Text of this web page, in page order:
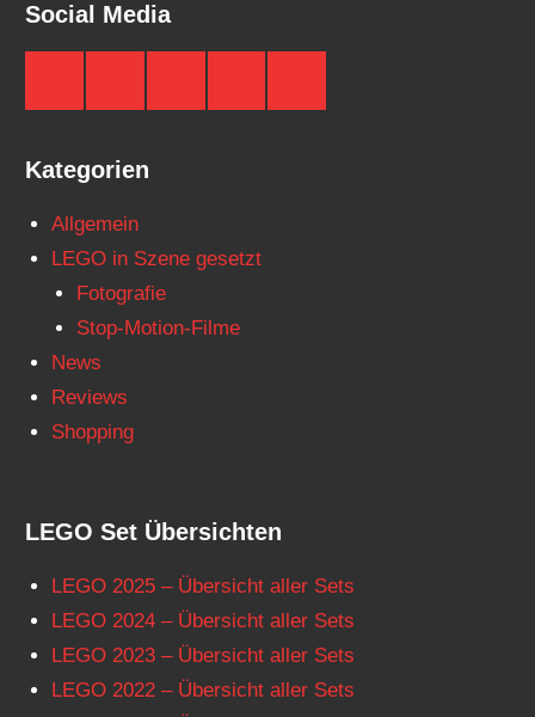
Social Media
Kategorien
Allgemein
LEGO in Szene gesetzt
Fotografie
Stop-Motion-Filme
News
Reviews
Shopping
LEGO Set Übersichten
LEGO 2025 – Übersicht aller Sets
LEGO 2024 – Übersicht aller Sets
LEGO 2023 – Übersicht aller Sets
LEGO 2022 – Übersicht aller Sets